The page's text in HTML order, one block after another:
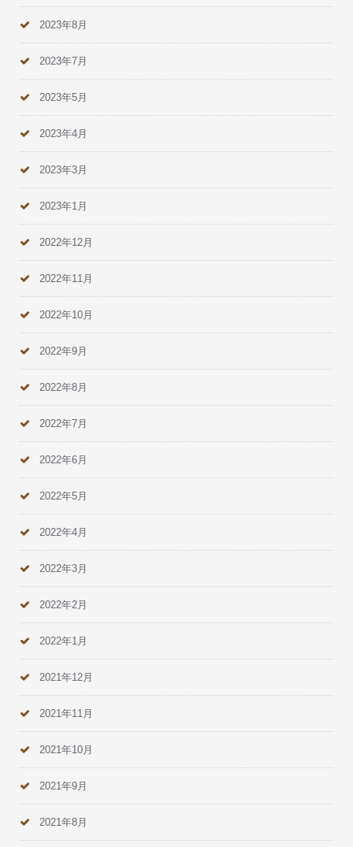
2023年8月
2023年7月
2023年5月
2023年4月
2023年3月
2023年1月
2022年12月
2022年11月
2022年10月
2022年9月
2022年8月
2022年7月
2022年6月
2022年5月
2022年4月
2022年3月
2022年2月
2022年1月
2021年12月
2021年11月
2021年10月
2021年9月
2021年8月